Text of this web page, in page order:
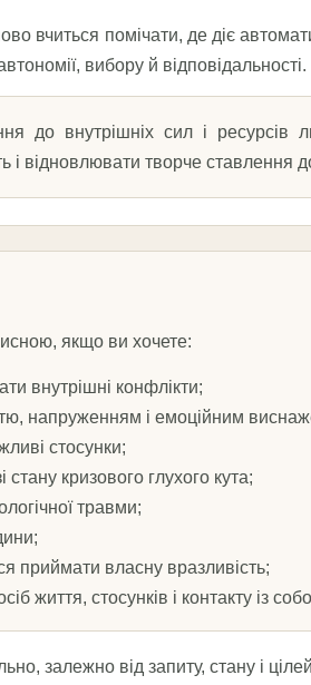
вчиться помічати, де діє
вибору й відповідальності.
до внутрішніх сил і ресурсів
і відновлювати творче ставлення
якщо ви хочете:
внутрішні конфлікти;
напруженням і емоційним
стосунки;
кризового глухого кута;
травми;
приймати власну вразливість;
життя, стосунків і контакту із
залежно від запиту, стану і